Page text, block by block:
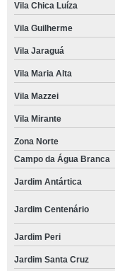
Vila Chica Luíza
Vila Guilherme
Vila Jaraguá
Vila Maria Alta
Vila Mazzei
Vila Mirante
Zona Norte
Campo da Água Branca
Jardim Antártica
Jardim Centenário
Jardim Peri
Jardim Santa Cruz